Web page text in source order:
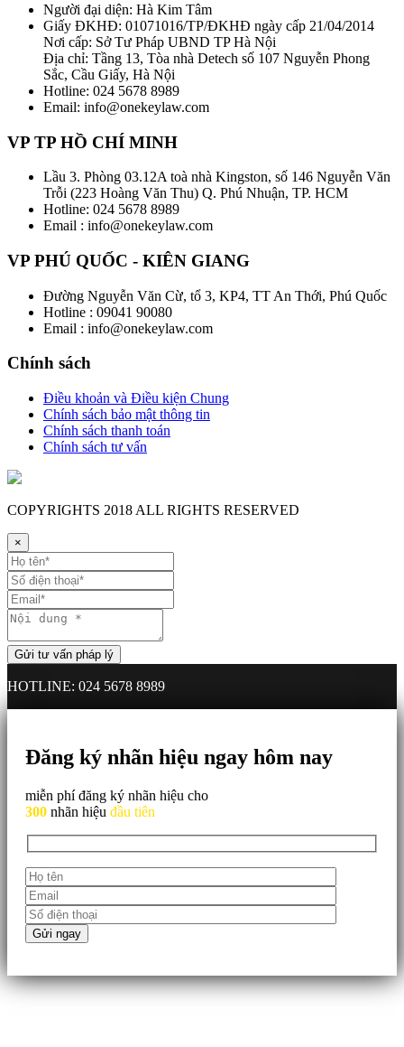
Người đại diện: Hà Kim Tâm
Giấy ĐKHĐ: 01071016/TP/ĐKHĐ ngày cấp 21/04/2014
Nơi cấp: Sở Tư Pháp UBND TP Hà Nội
Địa chỉ: Tầng 13, Tòa nhà Detech số 107 Nguyễn Phong
Sắc, Cầu Giấy, Hà Nội
Hotline: 024 5678 8989
Email: info@onekeylaw.com
VP TP HỒ CHÍ MINH
Lầu 3. Phòng 03.12A toà nhà Kingston, số 146 Nguyễn Văn
Trỗi (223 Hoàng Văn Thu) Q. Phú Nhuận, TP. HCM
Hotline: 024 5678 8989
Email : info@onekeylaw.com
VP PHÚ QUỐC - KIÊN GIANG
Đường Nguyễn Văn Cừ, tổ 3, KP4, TT An Thới, Phú Quốc
Hotline : 09041 90080
Email : info@onekeylaw.com
Chính sách
Điều khoản và Điều kiện Chung
Chính sách bảo mật thông tin
Chính sách thanh toán
Chính sách tư vấn
COPYRIGHTS 2018 ALL RIGHTS RESERVED
×
HOTLINE: 024 5678 8989
Đăng ký nhãn hiệu ngay hôm nay
miễn phí đăng ký nhãn hiệu cho
300 nhãn hiệu đầu tiên